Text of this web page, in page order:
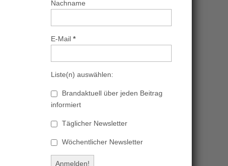
Nachname
E-Mail *
Liste(n) auswählen:
Brandaktuell über jeden Beitrag
informiert
Täglicher Newsletter
Wöchentlicher Newsletter